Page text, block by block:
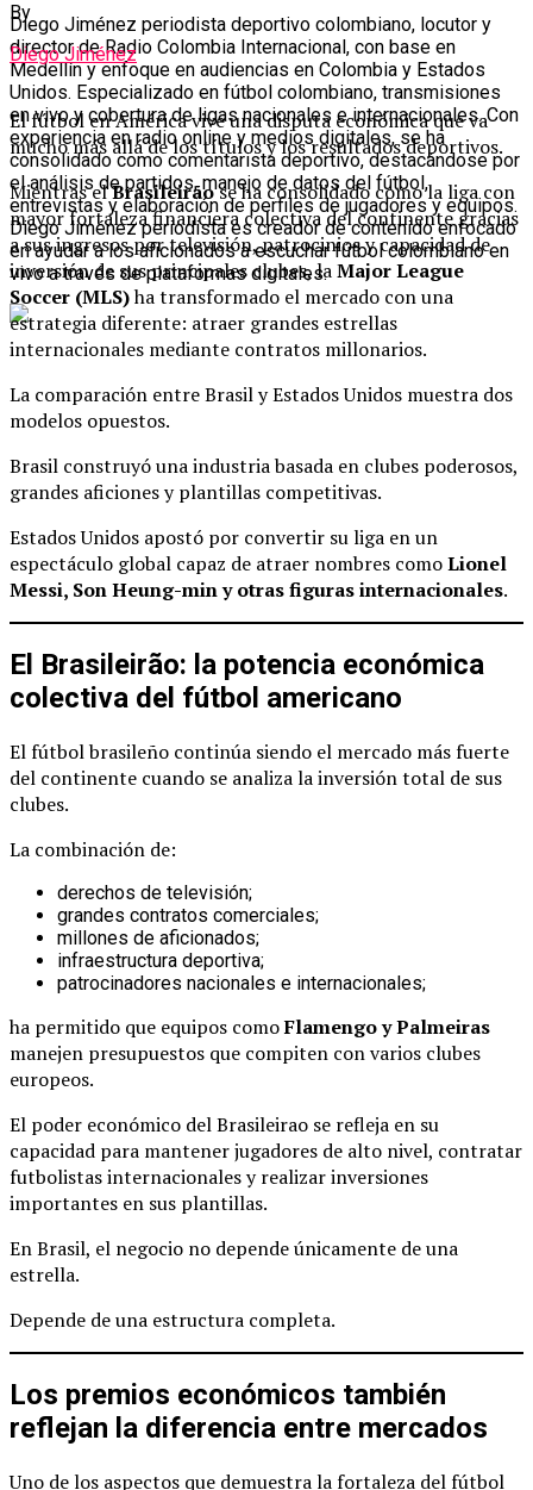
Diego Jiménez periodista deportivo colombiano, locutor y
director de Radio Colombia Internacional, con base en
Medellín y enfoque en audiencias en Colombia y Estados
Unidos. Especializado en fútbol colombiano, transmisiones
en vivo y cobertura de ligas nacionales e internacionales. Con
experiencia en radio online y medios digitales, se ha
consolidado como comentarista deportivo, destacándose por
el análisis de partidos, manejo de datos del fútbol,
entrevistas y elaboración de perfiles de jugadores y equipos.
Diego Jiménez periodista es creador de contenido enfocado
en ayudar a los aficionados a escuchar fútbol colombiano en
vivo a través de plataformas digitales.
By
Diego Jiménez
El fútbol en América vive una disputa económica que va
mucho más allá de los títulos y los resultados deportivos.
Mientras elBrasileirãose ha consolidado como la liga con
mayor fortaleza financiera colectiva del continente gracias
a sus ingresos por televisión, patrocinios y capacidad de
inversión de sus principales clubes, laMajor League
Soccer (MLS)ha transformado el mercado con una
estrategia diferente: atraer grandes estrellas
internacionales mediante contratos millonarios.
La comparación entre Brasil y Estados Unidos muestra dos
modelos opuestos.
Brasil construyó una industria basada en clubes poderosos,
grandes aficiones y plantillas competitivas.
Estados Unidos apostó por convertir su liga en un
espectáculo global capaz de atraer nombres comoLionel
Messi, Son Heung-min y otras figuras internacionales.
El Brasileirão: la potencia económica
colectiva del fútbol americano
El fútbol brasileño continúa siendo el mercado más fuerte
del continente cuando se analiza la inversión total de sus
clubes.
La combinación de:
derechos de televisión;
grandes contratos comerciales;
millones de aficionados;
infraestructura deportiva;
patrocinadores nacionales e internacionales;
ha permitido que equipos comoFlamengo y Palmeiras
manejen presupuestos que compiten con varios clubes
europeos.
El poder económico del Brasileirao se refleja en su
capacidad para mantener jugadores de alto nivel, contratar
futbolistas internacionales y realizar inversiones
importantes en sus plantillas.
En Brasil, el negocio no depende únicamente de una
estrella.
Depende de una estructura completa.
Los premios económicos también
reflejan la diferencia entre mercados
Uno de los aspectos que demuestra la fortaleza del fútbol